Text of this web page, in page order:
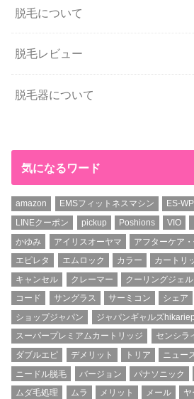
脱毛について
脱毛レビュー
脱毛器について
気になるワード
amazon EMSフィットネスマシン ES-
LINEクーポン
pickup Poshions VIO
かゆみ
アイリスオーヤマ アフターケア
エピレタ
エムロック カラー カートリ
キャンセル
クレーマー クーリングジェル
コード
サングラス サーミコン シェア
ショップジャパン
ジャパンギャルズ
スーパープレミアムカートリッジ
センシラ
ダブルエピ
デメリット トリア ニュー
ニードル脱毛
バージョン パナソニック
ムダ毛処理
ムラ メリット メール ヤ